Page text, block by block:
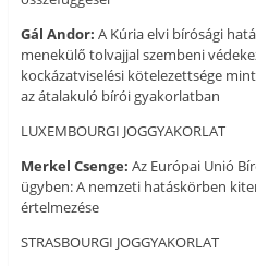
Gál Andor: A Kúria elvi bírósági
menekülő tolvajjal szembeni
kockázatviselési kötelezettsége
az átalakuló bírói gyakorlatban
LUXEMBOURGI JOGGYAKORLAT
Merkel Csenge: Az Európai Unió
ügyben: A nemzeti hatáskörben
értelmezése
STRASBOURGI JOGGYAKORLAT